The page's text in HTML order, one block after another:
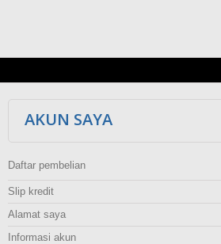
AKUN SAYA
Daftar pembelian
Slip kredit
Alamat saya
Informasi akun